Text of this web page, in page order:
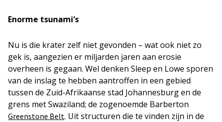
Enorme tsunami’s
Nu is die krater zelf niet gevonden – wat ook niet zo
gek is, aangezien er miljarden jaren aan erosie
overheen is gegaan. Wel denken Sleep en Lowe sporen
van de inslag te hebben aantroffen in een gebied
tussen de Zuid-Afrikaanse stad Johannesburg en de
grens met Swaziland; de zogenoemde Barberton
Greenstone Belt. Uit structuren die te vinden zijn in de